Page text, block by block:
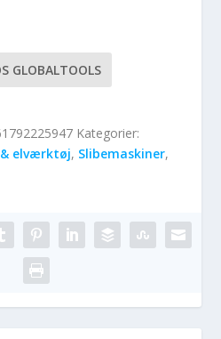
GLOBALTOOLS
Kategorier:
elværktøj, Slibemaskiner,